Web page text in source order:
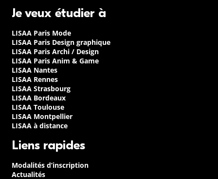
Je veux étudier à
LISAA Paris Mode
LISAA Paris Design graphique
LISAA Paris Archi / Design
LISAA Paris Anim & Game
LISAA Nantes
LISAA Rennes
LISAA Strasbourg
LISAA Bordeaux
LISAA Toulouse
LISAA Montpellier
LISAA à distance
Liens rapides
Modalités d’inscription
Actualités